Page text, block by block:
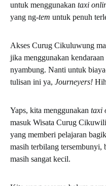
untuk menggunakan taxi
yang ng-tem untuk penuh
Akses Curug Cikuluwung
jika menggunakan
nyambung. Nanti untuk
tulisan ini ya, Journeyers!
Yaps, kita menggunakan taxi
masuk Wisata Curug
yang memberi pelajaran
masih terbilang tersembunyi,
masih sangat kecil.